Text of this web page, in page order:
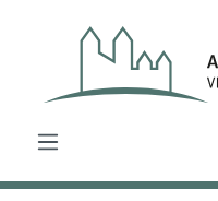
Zum Hauptinhalt springen